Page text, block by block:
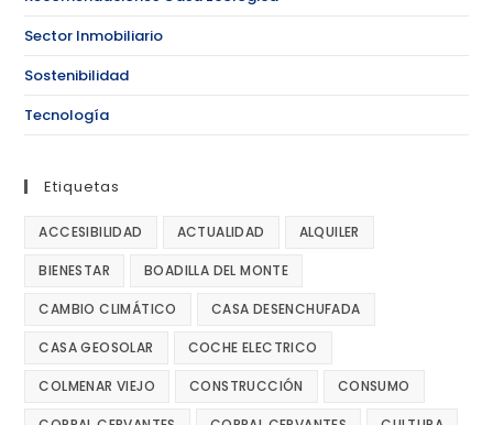
Sector Inmobiliario
Sostenibilidad
Tecnología
Etiquetas
ACCESIBILIDAD ACTUALIDAD ALQUILER
BIENESTAR BOADILLA DEL MONTE
CAMBIO CLIMÁTICO CASA DESENCHUFADA
CASA GEOSOLAR COCHE ELECTRICO
COLMENAR VIEJO CONSTRUCCIÓN CONSUMO